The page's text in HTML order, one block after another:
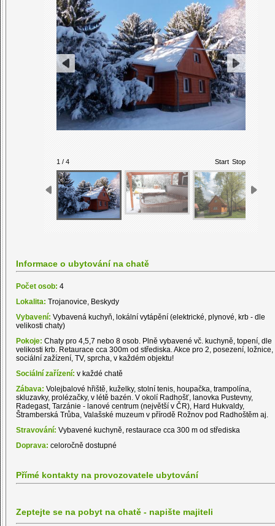
1 / 4 Start Stop
Informace o ubytování na chatě
Počet osob: 4
Lokalita: Trojanovice, Beskydy
Vybavení: Vybavená kuchyň, lokální vytápění (elektrické, plynové, krb - dle
velikosti chaty)
Pokoje: Chaty pro 4,5,7 nebo 8 osob. Plně vybavené vč. kuchyně, topení, dle
velikosti krb. Retaurace cca 300m od střediska. Akce pro 2, posezení, ložnice,
sociální zažízení, TV, sprcha, v každém objektu!
Sociální zařízení: v každé chatě
Zábava: Volejbalové hřiště, kuželky, stolní tenis, houpačka, trampolína,
skluzavky, prolézačky, v létě bazén. V okolí Radhošť, lanovka Pustevny,
Radegast, Tarzánie - lanové centrum (největší v ČR), Hard Hukvaldy,
Štramberská Trůba, Valašské muzeum v přírodě Rožnov pod Radhoštěm aj.
Stravování: Vybavené kuchyně, restaurace cca 300 m od střediska
Doprava: celoročně dostupné
Přímé kontakty na provozovatele ubytování
Zeptejte se na pobyt na chatě - napište majiteli